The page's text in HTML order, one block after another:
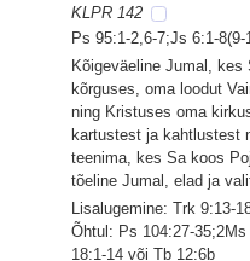
KLPR 142
Ps 95:1-2,6-7;Js 6:1-
Kõigeväeline Jumal, kes
kõrguses, oma loodut
ning Kristuses oma
kartustest ja kahtlustest
teenima, kes Sa koos
tõeline Jumal, elad ja
Lisalugemine: Trk 9:13-
Õhtul: Ps 104:27-
18:1-14 või Tb 12:6b